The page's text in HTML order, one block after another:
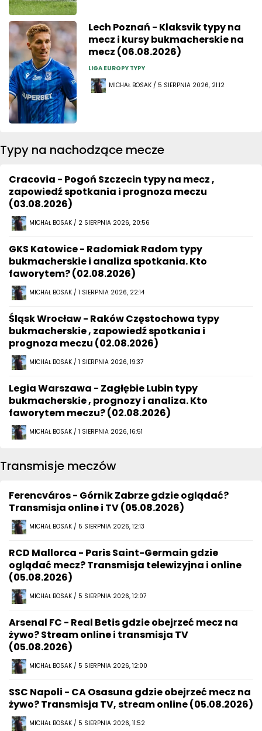
Lech Poznań - Klaksvik typy na
mecz i kursy bukmacherskie na
mecz (06.08.2026)
LIGA EUROPY TYPY
MICHAŁ BOSAK / 5 SIERPNIA 2026, 21:12
Typy na nachodzące mecze
Cracovia - Pogoń Szczecin typy na mecz ,
zapowiedź spotkania i prognoza meczu
(03.08.2026)
MICHAŁ BOSAK / 2 SIERPNIA 2026, 20:56
GKS Katowice - Radomiak Radom typy
bukmacherskie i analiza spotkania. Kto
faworytem? (02.08.2026)
MICHAŁ BOSAK / 1 SIERPNIA 2026, 22:14
Śląsk Wrocław - Raków Częstochowa typy
bukmacherskie , zapowiedź spotkania i
prognoza meczu (02.08.2026)
MICHAŁ BOSAK / 1 SIERPNIA 2026, 19:37
Legia Warszawa - Zagłębie Lubin typy
bukmacherskie , prognozy i analiza. Kto
faworytem meczu? (02.08.2026)
MICHAŁ BOSAK / 1 SIERPNIA 2026, 16:51
Transmisje meczów
Ferencváros - Górnik Zabrze gdzie oglądać?
Transmisja online i TV (05.08.2026)
MICHAŁ BOSAK / 5 SIERPNIA 2026, 12:13
RCD Mallorca - Paris Saint-Germain gdzie
oglądać mecz? Transmisja telewizyjna i online
(05.08.2026)
MICHAŁ BOSAK / 5 SIERPNIA 2026, 12:07
Arsenal FC - Real Betis gdzie obejrzeć mecz na
żywo? Stream online i transmisja TV
(05.08.2026)
MICHAŁ BOSAK / 5 SIERPNIA 2026, 12:00
SSC Napoli - CA Osasuna gdzie obejrzeć mecz na
żywo? Transmisja TV, stream online (05.08.2026)
MICHAŁ BOSAK / 5 SIERPNIA 2026, 11:52